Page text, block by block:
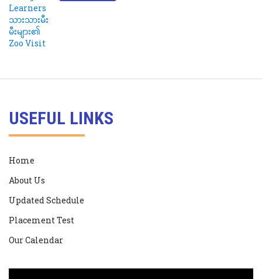
USEFUL LINKS
Home
About Us
Updated Schedule
Placement Test
Our Calendar